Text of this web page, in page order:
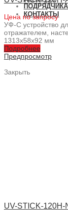
КОНТАКТЫ
Цена по запросу
УФ-С устройство
отражателем,
1313x58x92 мм
Подробнее
Предпросмотр
Закрыть
UV-STICK-120H-